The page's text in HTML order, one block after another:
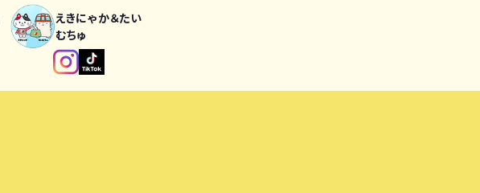
えきにゃか＆たい
むちゅ